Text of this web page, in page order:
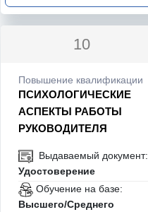
10
Повышение квалификации
ПСИХОЛОГИЧЕСКИЕ
АСПЕКТЫ РАБОТЫ
РУКОВОДИТЕЛЯ
Выдаваемый документ:
Удостоверение
Обучение на базе:
Высшего/Среднего